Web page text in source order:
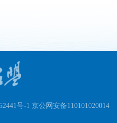
号-1 京公网安备110101020014